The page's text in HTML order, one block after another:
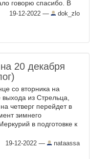
говорю спасибо. В
своего
19-12-2022 — dok_zlo
20 декабря
со вторника на
из Стрельца,
четверг перейдет в
зимнего
в подготовке к
19-12-2022 — nataassa